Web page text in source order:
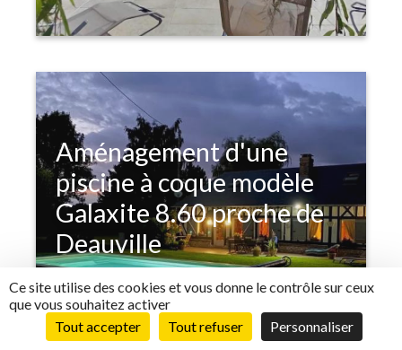
Aménagement d'une
piscine à coque modèle
Galaxite 8.60 proche de
Deauville
Ce site utilise des cookies et vous donne le contrôle sur ceux
que vous souhaitez activer
Tout accepter
Tout refuser Personnaliser